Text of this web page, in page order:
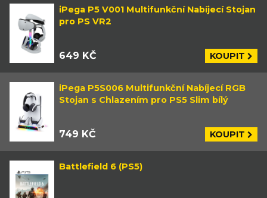
iPega P5 V001 Multifunkční Nabíjecí Stojan
pro PS VR2
649 KČ KOUPIT
iPega P5S006 Multifunkční Nabíjecí RGB
Stojan s Chlazením pro PS5 Slim bílý
749 KČ KOUPIT
Battlefield 6 (PS5)